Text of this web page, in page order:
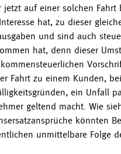
auf einer solchen
hat, zu dieser
und sind auch
hat, denn dieser
Fahrt zu einem Kunden,
ein Unfall
geltend macht. Wie
könnten
unmittelbare Folge